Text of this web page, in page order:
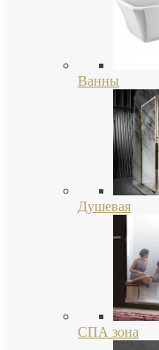
Ванны
Душевая
СПА зона